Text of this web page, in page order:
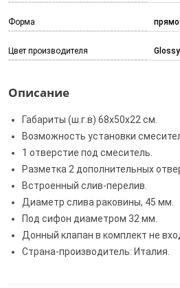
Форма
Цвет производителя
Описание
Габариты (ш.г.в) 68x50x22 см.
Возможность установки
1 отверстие под смеситель.
Разметка 2 дополнительных
Встроенный слив-перелив.
Диаметр слива раковины, 45 мм.
Под сифон диаметром 32 мм.
Донный клапан в комплект не
Страна-производитель: Италия.